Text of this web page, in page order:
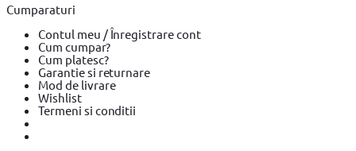
Pistoale de Vopsit si Trafaleti YATO
Echipamente de protectie Makita
YATO BricolajBricolaj OEMBricolaj Cynel
Surubelnita electrica BOSCH
Cumparaturi
Contul meu / Înregistrare cont
Cum cumpar?
Cum platesc?
Garantie si returnare
Mod de livrare
Wishlist
Termeni si conditii